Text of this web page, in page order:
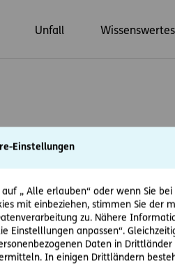
Einstellungen
„ Alle erlauben“ oder wenn Sie
mit einbeziehen, stimmen Sie der
zu. Nähere
Einstelllungen anpassen“.
Daten in
In einigen Drittländern
Unfall Wissenswertes
1 2